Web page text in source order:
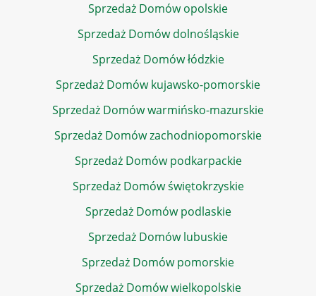
Sprzedaż Domów opolskie
Sprzedaż Domów dolnośląskie
Sprzedaż Domów łódzkie
Sprzedaż Domów kujawsko-pomorskie
Sprzedaż Domów warmińsko-mazurskie
Sprzedaż Domów zachodniopomorskie
Sprzedaż Domów podkarpackie
Sprzedaż Domów świętokrzyskie
Sprzedaż Domów podlaskie
Sprzedaż Domów lubuskie
Sprzedaż Domów pomorskie
Sprzedaż Domów wielkopolskie